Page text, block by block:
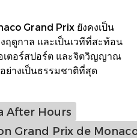
Grand Prix ยังคงเป็น
ดูกาล และเป็นเวทีที่สะท้อน
เตอร์สปอร์ต และจิตวิญญาณ
ย่างเป็นธรรมชาติที่สุด
After Hours
Grand Prix de